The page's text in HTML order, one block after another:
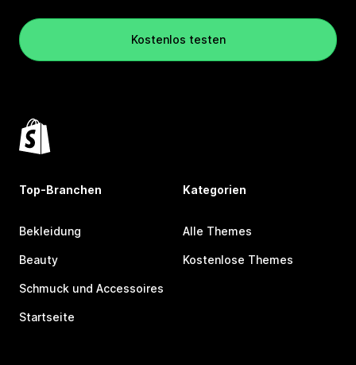
Kostenlos testen
Top-Branchen
Bekleidung
Beauty
Schmuck und Accessoires
Startseite
Kategorien
Alle Themes
Kostenlose Themes